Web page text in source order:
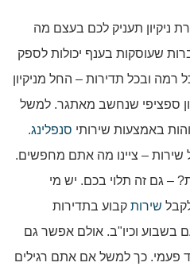
ניקיון תעניק לכם בעצם מה
שעוסקות בענף יכולות לספק
רמה ובכל תדירות – החל מניקיון
ספציפי שנחשב מאתגר. למשל
באמצעות שירותי סנפלינג.
שירות – ציינו מה אתם מחפשים.
– גם זה תלוי בכם. יש מי
שירות קבוע בתדירות
בשבוע וכיו"ב. אולם אפשר גם
חד פעמי. כך למשל אם אתם רגילים